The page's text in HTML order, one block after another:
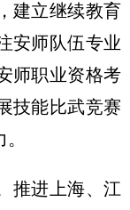
建立继续教育
安师队伍专业
师职业资格考
技能比武竞赛
推进上海、江